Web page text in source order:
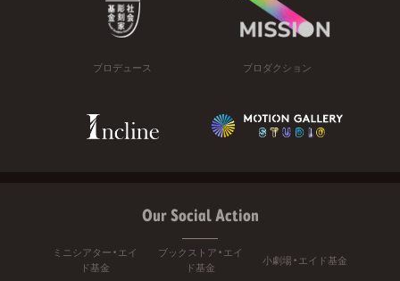
プロデュース プロダクション
Our Social Action
ミニシアター・エイ
ド基金
ブックストア・エイ
ド基金
小劇場・エイド基金